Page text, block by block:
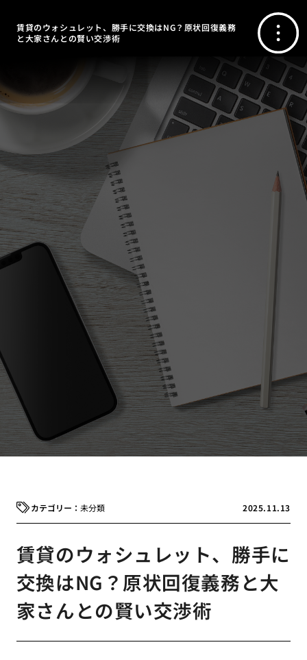
賃貸のウォシュレット、勝手に交換はNG？原状回復義務
と大家さんとの賢い交渉術
2025.11.13
未分類
賃貸のウォシュレット、勝手に
交換はNG？原状回復義務と大
家さんとの賢い交渉術